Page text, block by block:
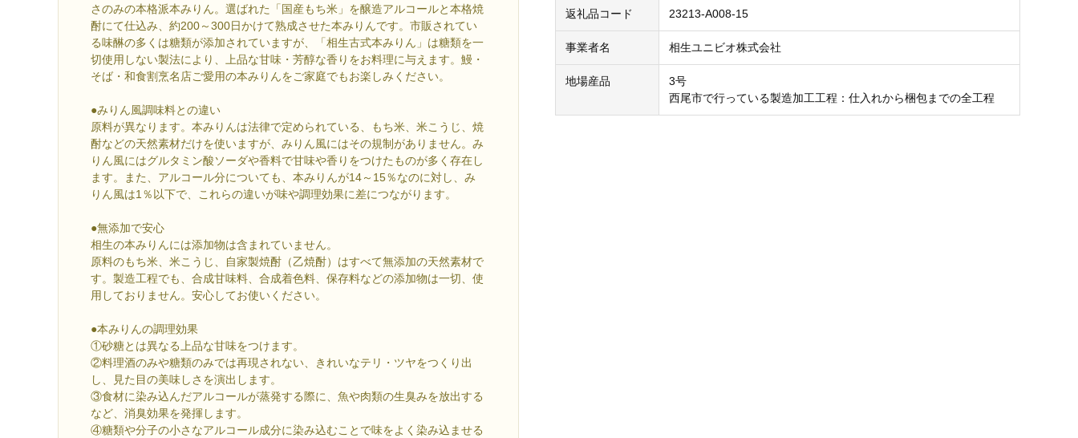
さのみの本格派本みりん。選ばれた「国産もち米」を醸造アルコールと本格焼
酎にて仕込み、約200～300日かけて熟成させた本みりんです。市販されてい
る味醂の多くは糖類が添加されていますが、「相生古式本みりん」は糖類を一
切使用しない製法により、上品な甘味・芳醇な香りをお料理に与えます。鰻・
そば・和食割烹名店ご愛用の本みりんをご家庭でもお楽しみください。
●みりん風調味料との違い
原料が異なります。本みりんは法律で定められている、もち米、米こうじ、焼
酎などの天然素材だけを使いますが、みりん風にはその規制がありません。み
りん風にはグルタミン酸ソーダや香料で甘味や香りをつけたものが多く存在し
ます。また、アルコール分についても、本みりんが14～15％なのに対し、み
りん風は1％以下で、これらの違いが味や調理効果に差につながります。
●無添加で安心
相生の本みりんには添加物は含まれていません。
原料のもち米、米こうじ、自家製焼酎（乙焼酎）はすべて無添加の天然素材で
す。製造工程でも、合成甘味料、合成着色料、保存料などの添加物は一切、使
用しておりません。安心してお使いください。
●本みりんの調理効果
①砂糖とは異なる上品な甘味をつけます。
②料理酒のみや糖類のみでは再現されない、きれいなテリ・ツヤをつくり出
し、見た目の美味しさを演出します。
③食材に染み込んだアルコールが蒸発する際に、魚や肉類の生臭みを放出する
など、消臭効果を発揮します。
④糖類や分子の小さなアルコール成分に染み込むことで味をよく染み込ませる
返礼品コード 23213-A008-15
事業者名 相生ユニビオ株式会社
地場産品
3号
西尾市で行っている製造加工工程：仕入れから梱包までの全工程